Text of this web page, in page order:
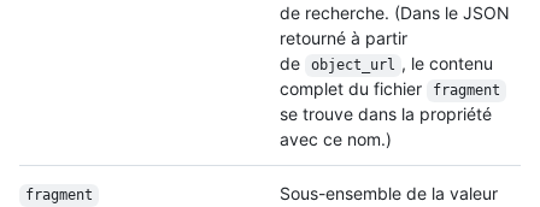
de recherche. (Dans le JSON
retourné à partir
de
object_url , le contenu
complet du fichier
fragment
se trouve dans la propriété
avec ce nom.)
fragment
Sous-ensemble de la valeur